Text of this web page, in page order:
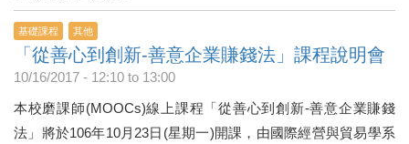
基礎課程 其他
「從善心到創新-善意企業賺錢法」課程說明會
10/16/2017 - 12:10 to 13:00
本校磨課師(MOOCs)線上課程「從善心到創新-善意企業賺錢
法」將於106年10月23日(星期一)開課，由國際經營與貿易學系